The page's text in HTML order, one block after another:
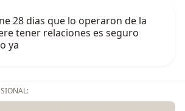
28 dias que lo operaron de la
tener relaciones es seguro
ya